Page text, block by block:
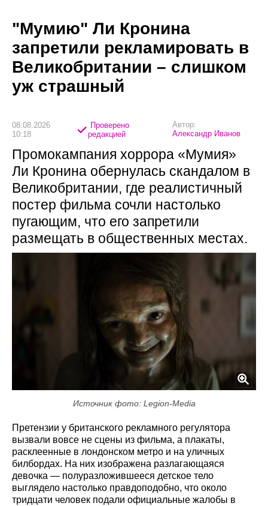
"Мумию" Ли Кронина
запретили рекламировать в
Великобритании – слишком
уж страшный
08.08.2026
10:18
Проверено
редакцией
Автор:
Александр Иванов
Промокампания хоррора «Мумия»
Ли Кронина обернулась скандалом в
Великобритании, где реалистичный
постер фильма сочли настолько
пугающим, что его запретили
размещать в общественных местах.
Источник фото: Legion-Media
Претензии у британского рекламного регулятора
вызвали вовсе не сцены из фильма, а плакаты,
расклеенные в лондонском метро и на уличных
билбордах. На них изображена разлагающаяся
девочка — полуразложившееся детское тело
выглядело настолько правдоподобно, что около
тридцати человек подали официальные жалобы в